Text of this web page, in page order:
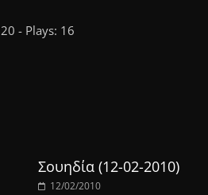
- Plays: 16
Σουηδία (12-02-2010)
12/02/2010